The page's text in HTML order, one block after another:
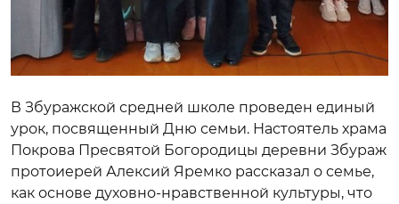
В Збуражской средней школе проведен единый
урок, посвященный Дню семьи. Настоятель храма
Покрова Пресвятой Богородицы деревни Збураж
протоиерей Алексий Яремко рассказал о семье,
как основе духовно-нравственной культуры, что